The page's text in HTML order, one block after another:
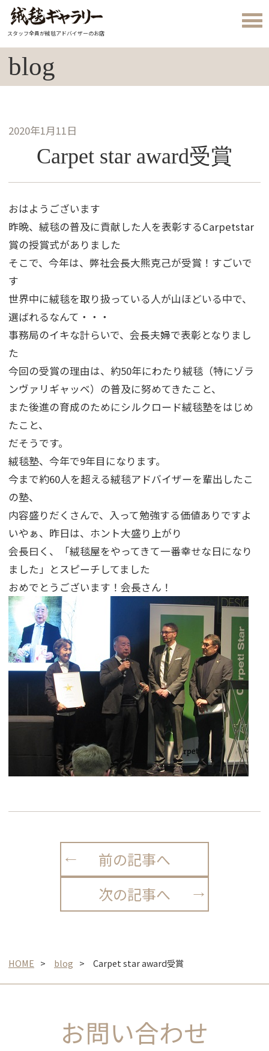
スタッフ全員が絨毯アドバイザーのお店
blog
2020年1月11日
Carpet star award受賞
おはようございます
昨晩、絨毯の普及に貢献した人を表彰するCarpetstar
賞の授賞式がありました
そこで、今年は、弊社会長大熊克己が受賞！すごいで
す
世界中に絨毯を取り扱っている人が山ほどいる中で、
選ばれるなんて・・・
事務局のイキな計らいで、会長夫婦で表彰となりまし
た
今回の受賞の理由は、約50年にわたり絨毯（特にゾラ
ンヴァリギャッベ）の普及に努めてきたこと、
また後進の育成のためにシルクロード絨毯塾をはじめ
たこと、
だそうです。
絨毯塾、今年で9年目になります。
今まで約60人を超える絨毯アドバイザーを輩出したこ
の塾、
内容盛りだくさんで、入って勉強する価値ありですよ
いやぁ、昨日は、ホント大盛り上がり
会長曰く、「絨毯屋をやってきて一番幸せな日になり
ました」とスピーチしてました
おめでとうございます！会長さん！
前の記事へ
次の記事へ
HOME blog Carpet star award受賞
お問い合わせ